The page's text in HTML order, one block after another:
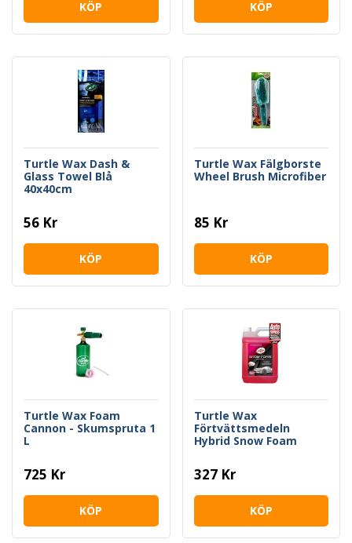
KÖP KÖP
Turtle Wax Dash &
Glass Towel Blå
40x40cm
56 Kr
KÖP
Turtle Wax Fälgborste
Wheel Brush Microfiber
85 Kr
KÖP
Turtle Wax Foam
Cannon - Skumspruta 1
L
725 Kr
KÖP
Turtle Wax
Förtvättsmedeln
Hybrid Snow Foam
327 Kr
KÖP